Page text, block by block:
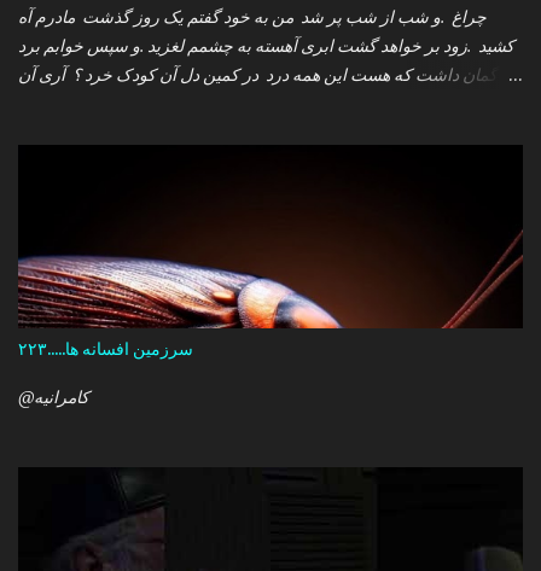
چراغ .و شب از شب پر شد من به خود گفتم یک روز گذشت مادرم آه
کشید .زود بر خواهد گشت ابری آهسته به چشمم لغزید .و سپس خوابم برد
که گمان داشت که هست این همه درد در کمین دل آن کودک خرد ؟ آری آن
سرزمین افسانه ها.....۲۲۳
@کامرانیه